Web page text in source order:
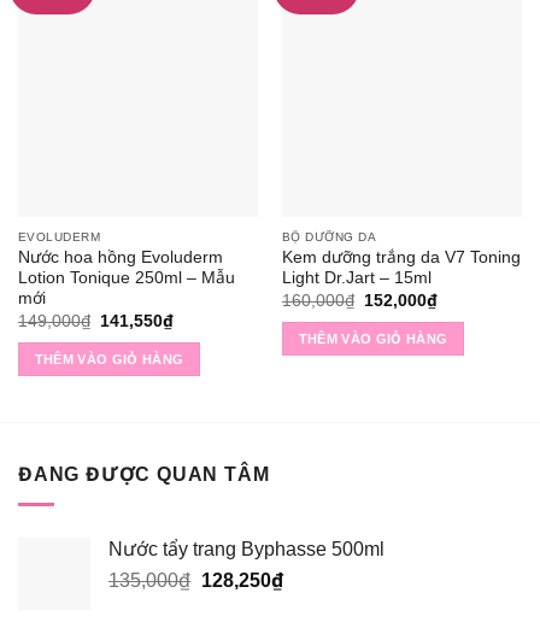
EVOLUDERM
Nước hoa hồng Evoluderm
Lotion Tonique 250ml – Mẫu
mới
149,000₫
Giá
là:
149,000₫.
141,550₫Giá
tại
là:
THÊM VÀO GIỎ HÀNG
BỘ DƯỠNG DA
Kem dưỡng trắng da V7 Toning
Light Dr.Jart – 15ml
160,000₫
Giá
là:
160,000₫.
152,000₫Giá
tại
là:
THÊM VÀO GIỎ HÀNG
ĐANG ĐƯỢC QUAN TÂM
Nước tẩy trang Byphasse 500ml
135,000₫ Giá
128,250₫Giá